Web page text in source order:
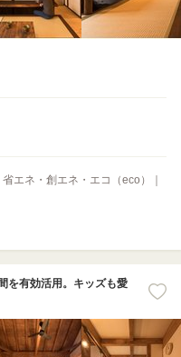
エネ・創エネ・エコ（eco）｜
を有効活用。キッズも愛